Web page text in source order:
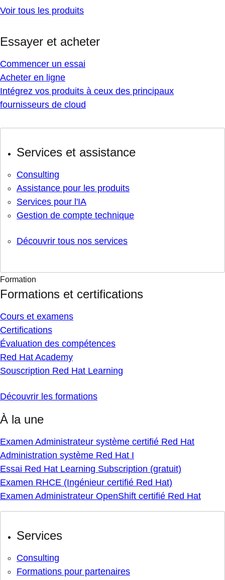
Voir tous les produits
Essayer et acheter
Commencer un essai
Acheter en ligne
Intégrez vos produits à ceux des principaux
fournisseurs de cloud
Services et assistance
Consulting
Assistance pour les produits
Services pour l'IA
Gestion de compte technique
Découvrir tous nos services
Formation
Formations et certifications
Cours et examens
Certifications
Évaluation des compétences
Red Hat Academy
Souscription Red Hat Learning
Découvrir les formations
À la une
Examen Administrateur système certifié Red Hat
Administration système Red Hat I
Essai Red Hat Learning Subscription (gratuit)
Examen RHCE (Ingénieur certifié Red Hat)
Examen Administrateur OpenShift certifié Red Hat
Services
Consulting
Formations pour partenaires